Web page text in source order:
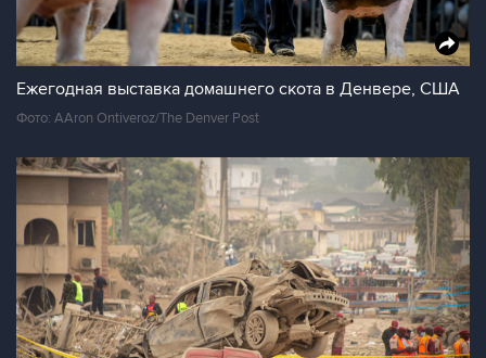
Ежегодная выставка домашнего скота в Денвере, США
Фото: AAron Ontiveroz/The Denver Post